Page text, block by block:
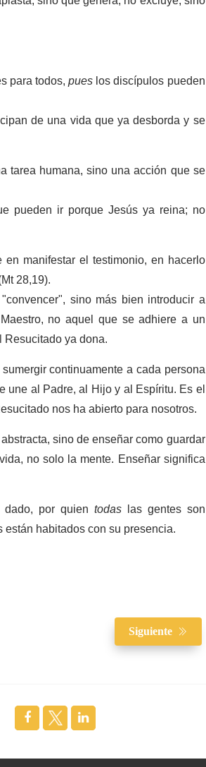
para todos,pueslos discípulos pueden
de una vida que ya desborda y se
tarea humana, sino una acción que se
pueden ir porque Jesús ya reina; no
manifestar el testimonio, en hacerlo
28,19).
sino más bien introducir a
no aquel que se adhiere a un
ya dona.
continuamente a cada persona
une al Padre, al Hijo y al Espíritu. Es el
nos ha abierto para nosotros.
sino de enseñar como guardar
no solo la mente. Enseñar significa
por quien todaslas gentes son
están habitados con su presencia.
Siguiente